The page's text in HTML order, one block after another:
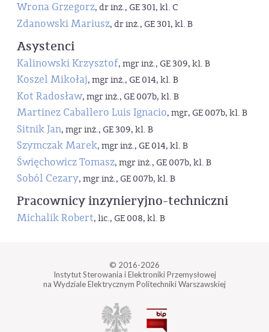
Wrona Grzegorz, dr inż., GE 301, kl. C
Zdanowski Mariusz, dr inż., GE 301, kl. B
Asystenci
Kalinowski Krzysztof, mgr inż., GE 309, kl. B
Koszel Mikołaj, mgr inż., GE 014, kl. B
Kot Radosław, mgr inż., GE 007b, kl. B
Martinez Caballero Luis Ignacio, mgr, GE 007b, kl. B
Sitnik Jan, mgr inż., GE 309, kl. B
Szymczak Marek, mgr inż., GE 014, kl. B
Święchowicz Tomasz, mgr inż., GE 007b, kl. B
Soból Cezary, mgr inż., GE 007b, kl. B
Pracownicy inzynieryjno-techniczni
Michalik Robert, lic., GE 008, kl. B
© 2016-2026
Instytut Sterowania i Elektroniki Przemysłowej
na Wydziale Elektrycznym Politechniki Warszawskiej